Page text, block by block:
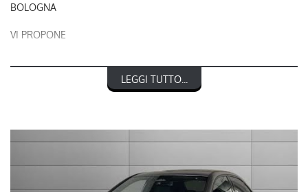
BOLOGNA
VI PROPONE
MERCEDES-BENZ CLASSE A 35 AMG 4Matic Premium SEDAN
nel prezzo è escluso il passaggio di proprietà
LEGGI TUTTO...